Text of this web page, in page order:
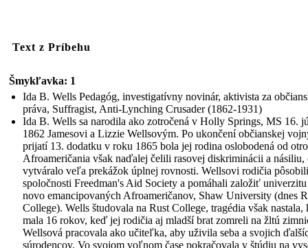
Text z Príbehu
Šmykľavka: 1
Ida B. Wells Pedagóg, investigatívny novinár, aktivista za
práva, Suffragist, Anti-Lynching Crusader (1862-1931)
Ida B. Wells sa narodila ako zotročená v Holly Springs, MS 16.
1862 Jamesovi a Lizzie Wellsovým. Po ukončení občianskej
prijatí 13. dodatku v roku 1865 bola jej rodina oslobodená od
Afroameričania však naďalej čelili rasovej diskriminácii a násiliu,
vytváralo veľa prekážok úplnej rovnosti. Wellsovi rodičia
spoločnosti Freedman's Aid Society a pomáhali založiť
novo emancipovaných Afroameričanov, Shaw University (dnes
College). Wells študovala na Rust College, tragédia však nastala,
mala 16 rokov, keď jej rodičia aj mladší brat zomreli na žltú
Wellsová pracovala ako učiteľka, aby uživila seba a svojich
súrodencov. Vo svojom voľnom čase pokračovala v štúdiu na